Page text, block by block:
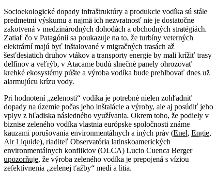
Socioekologické dopady infraštruktúry a produkcie vodíka sú stále
predmetmi výskumu a najmä ich nezvratnosť nie je dostatočne
zakotvená v medzinárodných dohodách a obchodných stratégiách.
Zatiaľ čo v Patagónii sa poukazuje na to, že turbíny veterných
elektrární majú byť inštalované v migračných trasách až
šesťdesiatich druhov vtákov a transporty energie by mali krížiť trasy
delfínov a veľrýb, v Atacame budú slnečné panely ohrozovať
krehké ekosystémy púšte a výroba vodíka bude prehlbovať dnes už
alarmujúcu krízu vody.
Pri hodnotení „zelenosti“ vodíka je potrebné nielen zohľadniť
dopady na územie počas jeho inštalácie a výroby, ale aj posúdiť jeho
vplyv z hľadiska následného využívania. Okrem toho, že podiely v
biznise zeleného vodíka vlastnia európske spoločnosti známe
kauzami porušovania environmentálnych a iných práv (Enel, Engie,
Air Liquide), riaditeľ Observatória latinskoamerických
environmentálnych konfliktov (OLCA) Lucio Cuenca Berger
upozorňuje, že výroba zeleného vodíka je prepojená s víziou
zefektívnenia „zelenej ťažby“ medi a lítia.